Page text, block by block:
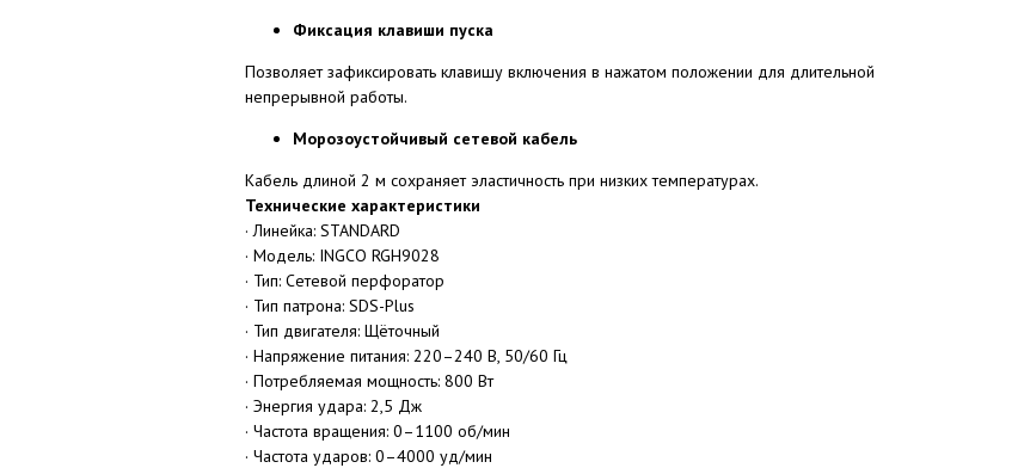
Фиксация клавиши пуска
Позволяет зафиксировать клавишу включения в нажатом положении для длительной
непрерывной работы.
Морозоустойчивый сетевой кабель
Кабель длиной 2 м сохраняет эластичность при низких температурах.
Технические характеристики
· Линейка: STANDARD
· Модель: INGCO RGH9028
· Тип: Сетевой перфоратор
· Тип патрона: SDS-Plus
· Тип двигателя: Щёточный
· Напряжение питания: 220–240 В, 50/60 Гц
· Потребляемая мощность: 800 Вт
· Энергия удара: 2,5 Дж
· Частота вращения: 0–1100 об/мин
· Частота ударов: 0–4000 уд/мин